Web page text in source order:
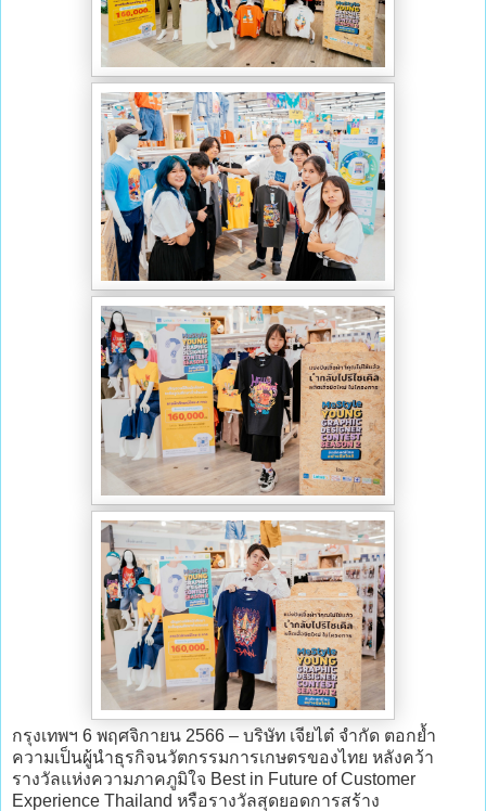
กรุงเทพฯ 6 พฤศจิกายน 2566 – บริษัท เจียไต๋ จำกัด ตอกย้ำ
ความเป็นผู้นำธุรกิจนวัตกรรมการเกษตรของไทย หลังคว้า
รางวัลแห่งความภาคภูมิใจ Best in Future of Customer
Experience Thailand หรือรางวัลสุดยอดการสร้าง